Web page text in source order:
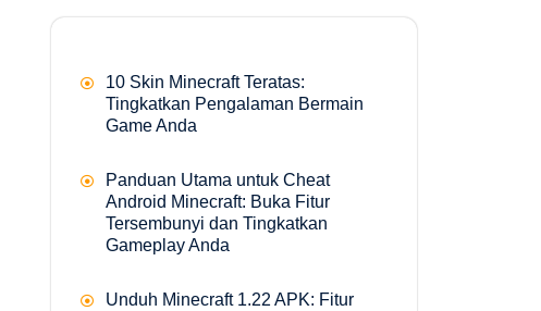
10 Skin Minecraft Teratas:
Tingkatkan Pengalaman Bermain
Game Anda
Panduan Utama untuk Cheat
Android Minecraft: Buka Fitur
Tersembunyi dan Tingkatkan
Gameplay Anda
Unduh Minecraft 1.22 APK: Fitur